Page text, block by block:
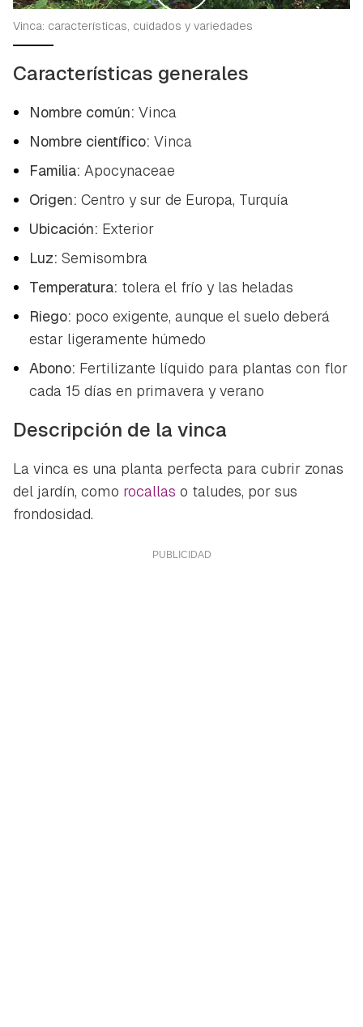
Vinca: características, cuidados y variedades
Características generales
Nombre común: Vinca
Nombre científico: Vinca
Familia: Apocynaceae
Origen: Centro y sur de Europa, Turquía
Ubicación: Exterior
Luz: Semisombra
Temperatura: tolera el frío y las heladas
Riego: poco exigente, aunque el suelo deberá
estar ligeramente húmedo
Abono: Fertilizante líquido para plantas con flor
cada 15 días en primavera y verano
Descripción de la vinca
La vinca es una planta perfecta para cubrir zonas
del jardín, como rocallas o taludes, por sus
frondosidad.